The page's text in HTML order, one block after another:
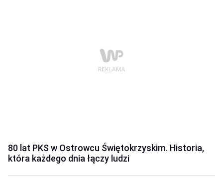
80 lat PKS w Ostrowcu Świętokrzyskim. Historia,
która każdego dnia łączy ludzi